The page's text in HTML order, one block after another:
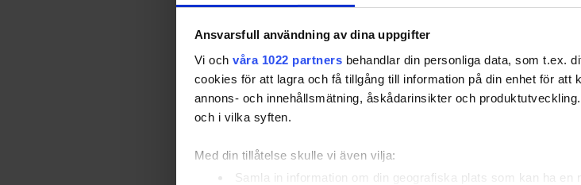
Ansvarsfull användning av dina uppgifter
Vi och våra 1022 partners behandlar din personliga data, som t.ex.
cookies för att lagra och få tillgång till information på din enhet för att
annons- och innehållsmätning, åskådarinsikter och
och i vilka syften.
Med din tillåtelse skulle vi även vilja:
Samla in information om din geografiska plats som kan ha en
1932
15/3 Berlin
1928
19/2
1924
2/2 Chamonix
* Final